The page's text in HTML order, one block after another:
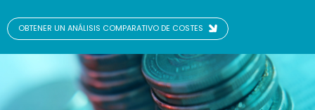
OBTENER UN ANÁLISIS COMPARATIVO DE COSTES